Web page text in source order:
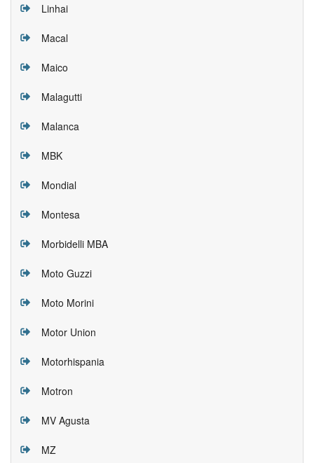
Linhai
Macal
Maico
Malagutti
Malanca
MBK
Mondial
Montesa
Morbidelli MBA
Moto Guzzi
Moto Morini
Motor Union
Motorhispania
Motron
MV Agusta
MZ